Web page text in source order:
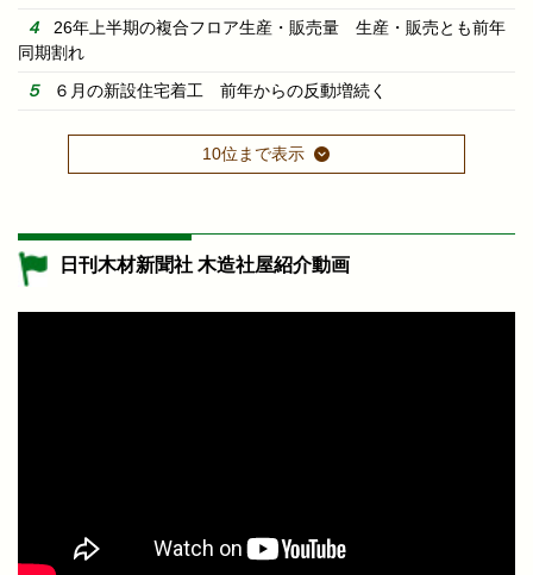
26年上半期の複合フロア生産・販売量 生産・販売とも前年
同期割れ
６月の新設住宅着工 前年からの反動増続く
10位まで表示
日刊木材新聞社 木造社屋紹介動画